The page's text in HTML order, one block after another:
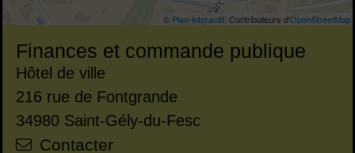
© Plan-interactif , Contributeurs d'OpenStreetMap
Finances et commande publique
Adresse :
Hôtel de ville
216 rue de Fontgrande
34980 Saint-Gély-du-Fesc
Courriel :
Contacter